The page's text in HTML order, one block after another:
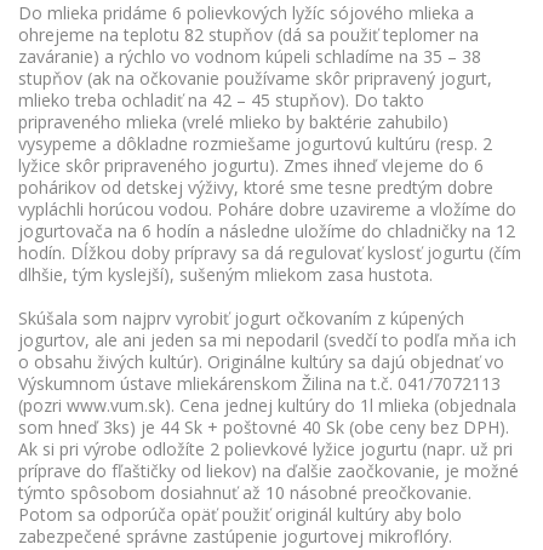
Do mlieka pridáme 6 polievkových lyžíc sójového mlieka a
ohrejeme na teplotu 82 stupňov (dá sa použiť teplomer na
zaváranie) a rýchlo vo vodnom kúpeli schladíme na 35 – 38
stupňov (ak na očkovanie používame skôr pripravený jogurt,
mlieko treba ochladiť na 42 – 45 stupňov). Do takto
pripraveného mlieka (vrelé mlieko by baktérie zahubilo)
vysypeme a dôkladne rozmiešame jogurtovú kultúru (resp. 2
lyžice skôr pripraveného jogurtu). Zmes ihneď vlejeme do 6
pohárikov od detskej výživy, ktoré sme tesne predtým dobre
vypláchli horúcou vodou. Poháre dobre uzavireme a vložíme do
jogurtovača na 6 hodín a následne uložíme do chladničky na 12
hodín. Dĺžkou doby prípravy sa dá regulovať kyslosť jogurtu (čím
dlhšie, tým kyslejší), sušeným mliekom zasa hustota.
Skúšala som najprv vyrobiť jogurt očkovaním z kúpených
jogurtov, ale ani jeden sa mi nepodaril (svedčí to podľa mňa ich
o obsahu živých kultúr). Originálne kultúry sa dajú objednať vo
Výskumnom ústave mliekárenskom Žilina na t.č. 041/7072113
(pozri www.vum.sk). Cena jednej kultúry do 1l mlieka (objednala
som hneď 3ks) je 44 Sk + poštovné 40 Sk (obe ceny bez DPH).
Ak si pri výrobe odložíte 2 polievkové lyžice jogurtu (napr. už pri
príprave do fľaštičky od liekov) na ďalšie zaočkovanie, je možné
týmto spôsobom dosiahnuť až 10 násobné preočkovanie.
Potom sa odporúča opäť použiť originál kultúry aby bolo
zabezpečené správne zastúpenie jogurtovej mikroflóry.